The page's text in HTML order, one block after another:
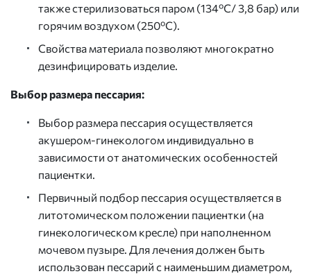
также стерилизоваться паром (134ºC/ 3,8 бар) или
горячим воздухом (250ºC).
Свойства материала позволяют многократно
дезинфицировать изделие.
Выбор размера пессария:
Выбор размера пессария осуществляется
акушером-гинекологом индивидуально в
зависимости от анатомических особенностей
пациентки.
Первичный подбор пессария осуществляется в
литотомическом положении пациентки (на
гинекологическом кресле) при наполненном
мочевом пузыре. Для лечения должен быть
использован пессарий с наименьшим диаметром,